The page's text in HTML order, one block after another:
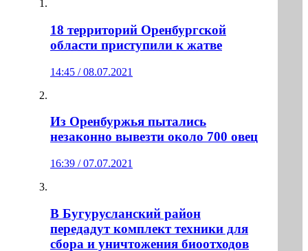
18 территорий Оренбургской
области приступили к жатве
14:45 / 08.07.2021
Из Оренбуржья пытались
незаконно вывезти около 700 овец
16:39 / 07.07.2021
В Бугурусланский район
передадут комплект техники для
сбора и уничтожения биоотходов